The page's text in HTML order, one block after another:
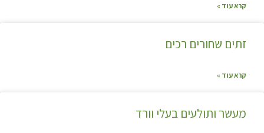
קרא עוד »
זתים שחורים רכים
קרא עוד »
מעשר ותולעים בעלי וורד